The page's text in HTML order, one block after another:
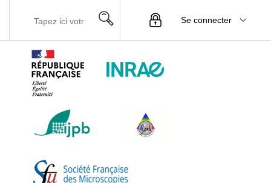
Se connecter